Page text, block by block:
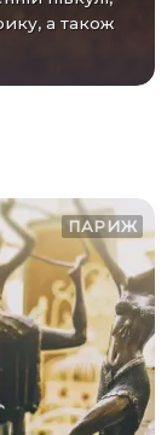
а також
ПАРИЖ